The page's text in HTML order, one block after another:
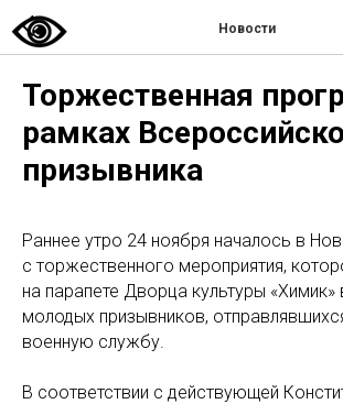
Новости
Торжественная
рамках
призывника
Раннее утро 24 ноября началось в
с торжественного мероприятия,
на парапете Дворца культуры «Химик»
молодых призывников,
военную службу.
В соответствии с действующей